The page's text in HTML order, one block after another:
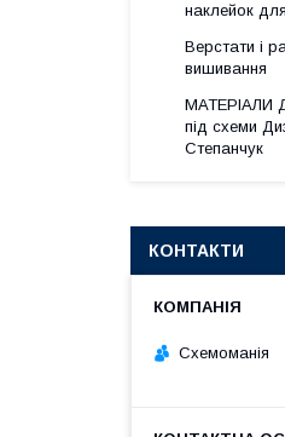
наклейок
Верстати і
вишивання
МАТЕРІАЛИ
під схеми
Степанчук
КОНТАКТИ
Схемоманія